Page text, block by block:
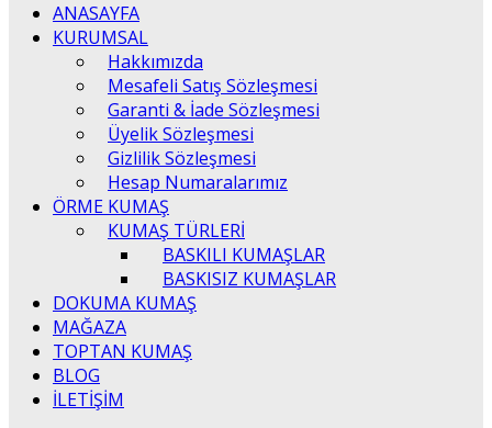
ANASAYFA
KURUMSAL
Hakkımızda
Mesafeli Satış Sözleşmesi
Garanti & İade Sözleşmesi
Üyelik Sözleşmesi
Gizlilik Sözleşmesi
Hesap Numaralarımız
ÖRME KUMAŞ
KUMAŞ TÜRLERİ
BASKILI KUMAŞLAR
BASKISIZ KUMAŞLAR
DOKUMA KUMAŞ
MAĞAZA
TOPTAN KUMAŞ
BLOG
İLETİŞİM